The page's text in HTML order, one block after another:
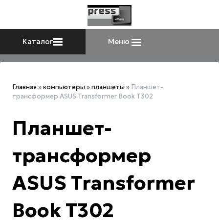
Каталог Меню
Главная »компьютеры »планшеты » Планшет-
трансформер ASUS Transformer Book T302
Планшет-
трансформер
ASUS Transformer
Book T302